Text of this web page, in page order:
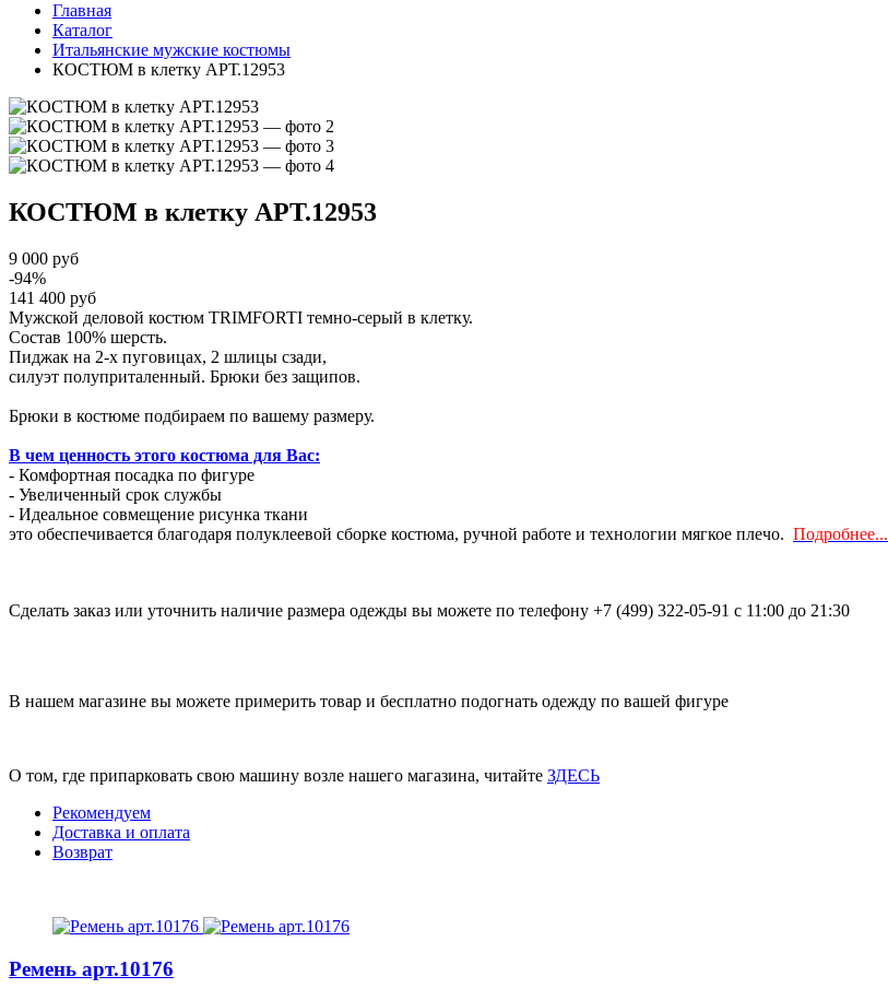
Главная
Каталог
Итальянские мужские костюмы
КОСТЮМ в клетку АРТ.12953
КОСТЮМ в клетку АРТ.12953
9 000 руб
-94%
141 400 руб
Мужской деловой костюм TRIMFORTI темно-серый в клетку.
Состав 100% шерсть.
Пиджак на 2-х пуговицах, 2 шлицы сзади,
силуэт полуприталенный. Брюки без защипов.
Брюки в костюме подбираем по вашему размеру.
В чем ценность этого костюма для Вас:
- Комфортная посадка по фигуре
- Увеличенный срок службы
- Идеальное совмещение рисунка ткани
это обеспечивается благодаря полуклеевой сборке костюма, ручной работе и технологии мягкое плечо. Подробнее...
Сделать заказ или уточнить наличие размера одежды вы можете по телефону +7 (499) 322-05-91 с 11:00 до 21:30
В нашем магазине вы можете примерить товар и бесплатно подогнать одежду по вашей фигуре
О том, где припарковать свою машину возле нашего магазина, читайте ЗДЕСЬ
Рекомендуем
Доставка и оплата
Возврат
Ремень арт.10176